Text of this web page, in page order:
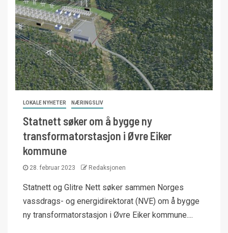
LOKALE NYHETER NÆRINGSLIV
Statnett søker om å bygge ny
transformatorstasjon i Øvre Eiker
kommune
28. februar 2023 Redaksjonen
Statnett og Glitre Nett søker sammen Norges
vassdrags- og energidirektorat (NVE) om å bygge
ny transformatorstasjon i Øvre Eiker kommune....